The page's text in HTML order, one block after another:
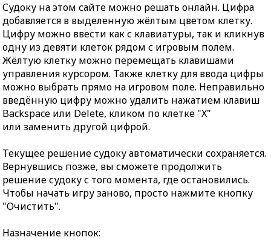
Судоку на этом сайте можно решать онлайн. Цифра
добавляется в выделенную жёлтым цветом клетку.
Цифру можно ввести как с клавиатуры, так и кликнув
одну из девяти клеток рядом с игровым полем.
Жёлтую клетку можно перемещать клавишами
управления курсором. Также клетку для ввода цифры
можно выбрать прямо на игровом поле. Неправильно
введённую цифру можно удалить нажатием клавиш
Backspace или Delete, кликом по клетке "X"
или заменить другой цифрой.
Текущее решение судоку автоматически сохраняется.
Вернувшись позже, вы сможете продолжить
решение судоку с того момента, где остановились.
Чтобы начать игру заново, просто нажмите кнопку
"Очистить".
Назначение кнопок: